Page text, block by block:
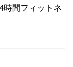
時間フィットネ